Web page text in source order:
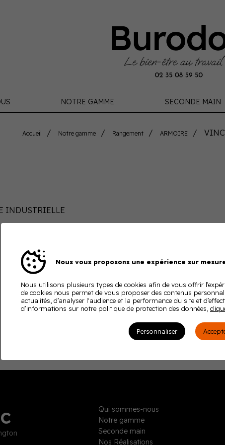
NOTRE GAMME SECONDE MAIN
Accueil Notre gamme Rangement ARMOIRE
INDUSTRIELLE
Qui sommes-nous
Notre gamme
Seconde main
Nos Réalisations
Nous vous proposons une expérience sur
Nous utilisons plusieurs types de cookies afin de vous offrir
de cookies nous permet de vous proposer des contenus
actualités, d’analyser l'audience et la performance du site et
d’informations sur notre politique de protection des données,
Personnaliser